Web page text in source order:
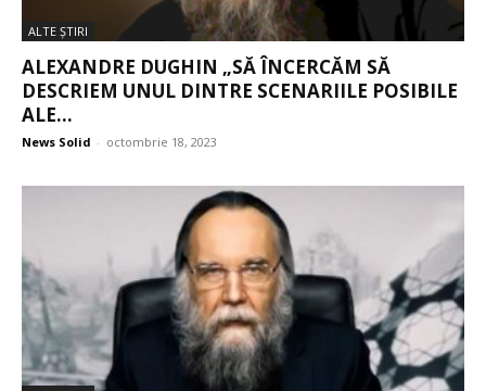
ALTE ŞTIRI
ALEXANDRE DUGHIN „SĂ ÎNCERCĂM SĂ
DESCRIEM UNUL DINTRE SCENARIILE POSIBILE
ALE...
News Solid - octombrie 18, 2023